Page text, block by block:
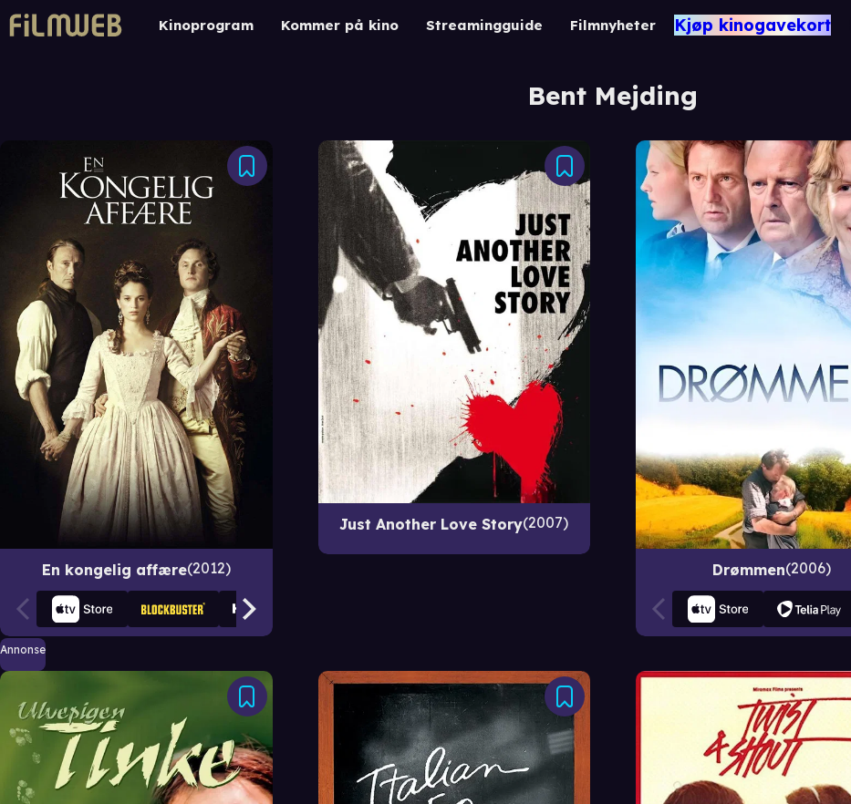
Kinoprogram Kommer på kino Streamingguide Filmnyheter Kjøp kinogavekort
Bent Mejding
En kongelig affære 2012
Just Another Love Story 2007
Drømmen 2006
Annonse